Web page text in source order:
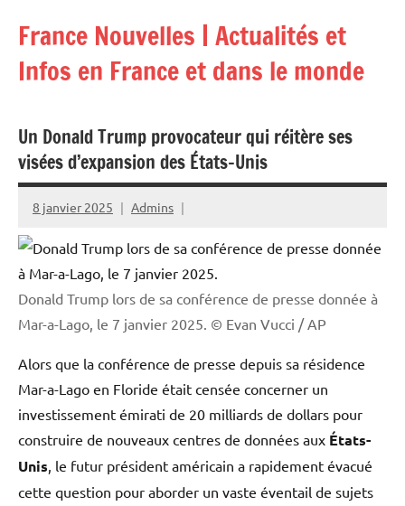
contenu
France Nouvelles | Actualités et
Infos en France et dans le monde
Un Donald Trump provocateur qui réitère ses
visées d’expansion des États-Unis
8 janvier 2025 Admins
Donald Trump lors de sa conférence de presse donnée à
Mar-a-Lago, le 7 janvier 2025. © Evan Vucci / AP
Alors que la conférence de presse depuis sa résidence
Mar-a-Lago en Floride était censée concerner un
investissement émirati de 20 milliards de dollars pour
construire de nouveaux centres de données aux États-
Unis, le futur président américain a rapidement évacué
cette question pour aborder un vaste éventail de sujets